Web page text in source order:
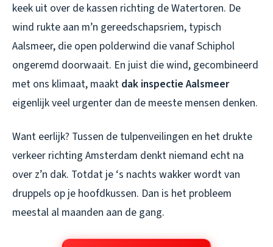
keek uit over de kassen richting de Watertoren. De
wind rukte aan m’n gereedschapsriem, typisch
Aalsmeer, die open polderwind die vanaf Schiphol
ongeremd doorwaait. En juist die wind, gecombineerd
met ons klimaat, maakt dak inspectie Aalsmeer
eigenlijk veel urgenter dan de meeste mensen denken.
Want eerlijk? Tussen de tulpenveilingen en het drukte
verkeer richting Amsterdam denkt niemand echt na
over z’n dak. Totdat je ‘s nachts wakker wordt van
druppels op je hoofdkussen. Dan is het probleem
meestal al maanden aan de gang.